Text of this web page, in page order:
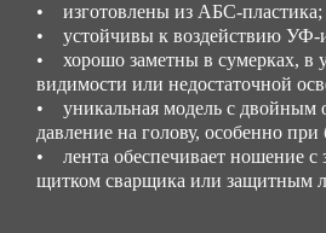
• изготовлены из АБС-пластика;
• устойчивы к воздействию УФ-
• хорошо заметны в сумерках, в
видимости или недостаточной
• уникальная модель с двойным
давление на голову, особенно
• лента обеспечивает ношение с
щитком сварщика или защитным